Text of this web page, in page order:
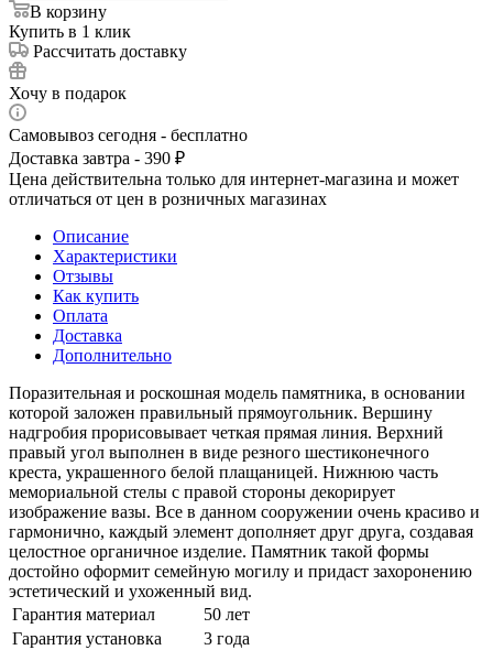
В корзину
Купить в 1 клик
Рассчитать доставку
Хочу в подарок
Самовывоз сегодня - бесплатно
Доставка завтра - 390 ₽
Цена действительна только для интернет-магазина и может
отличаться от цен в розничных магазинах
Описание
Характеристики
Отзывы
Как купить
Оплата
Доставка
Дополнительно
Поразительная и роскошная модель памятника, в основании
которой заложен правильный прямоугольник. Вершину
надгробия прорисовывает четкая прямая линия. Верхний
правый угол выполнен в виде резного шестиконечного
креста, украшенного белой плащаницей. Нижнюю часть
мемориальной стелы с правой стороны декорирует
изображение вазы. Все в данном сооружении очень красиво и
гармонично, каждый элемент дополняет друг друга, создавая
целостное органичное изделие. Памятник такой формы
достойно оформит семейную могилу и придаст захоронению
эстетический и ухоженный вид.
Гарантия материал
50 лет
Гарантия установка
3 года